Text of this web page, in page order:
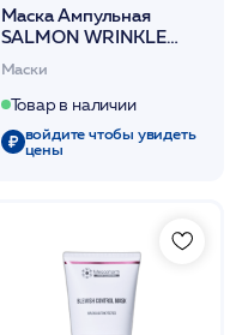
Маска Ампульная
SALMON WRINКLE
AМPOULE СОМРLЕХ
SНЕЕТ МАSК 50 30г
/HISTOLAB
Маски
Товар в наличии
войдите чтобы увидеть
цены